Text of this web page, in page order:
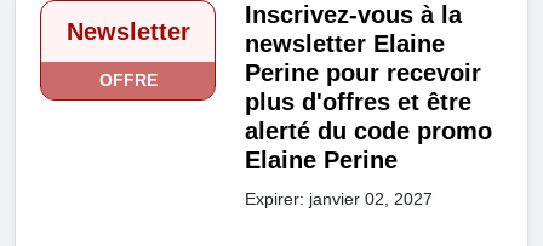
Newsletter
OFFRE
Inscrivez-vous à la
newsletter Elaine
Perine pour recevoir
plus d'offres et être
alerté du code promo
Elaine Perine
Expirer: janvier 02, 2027